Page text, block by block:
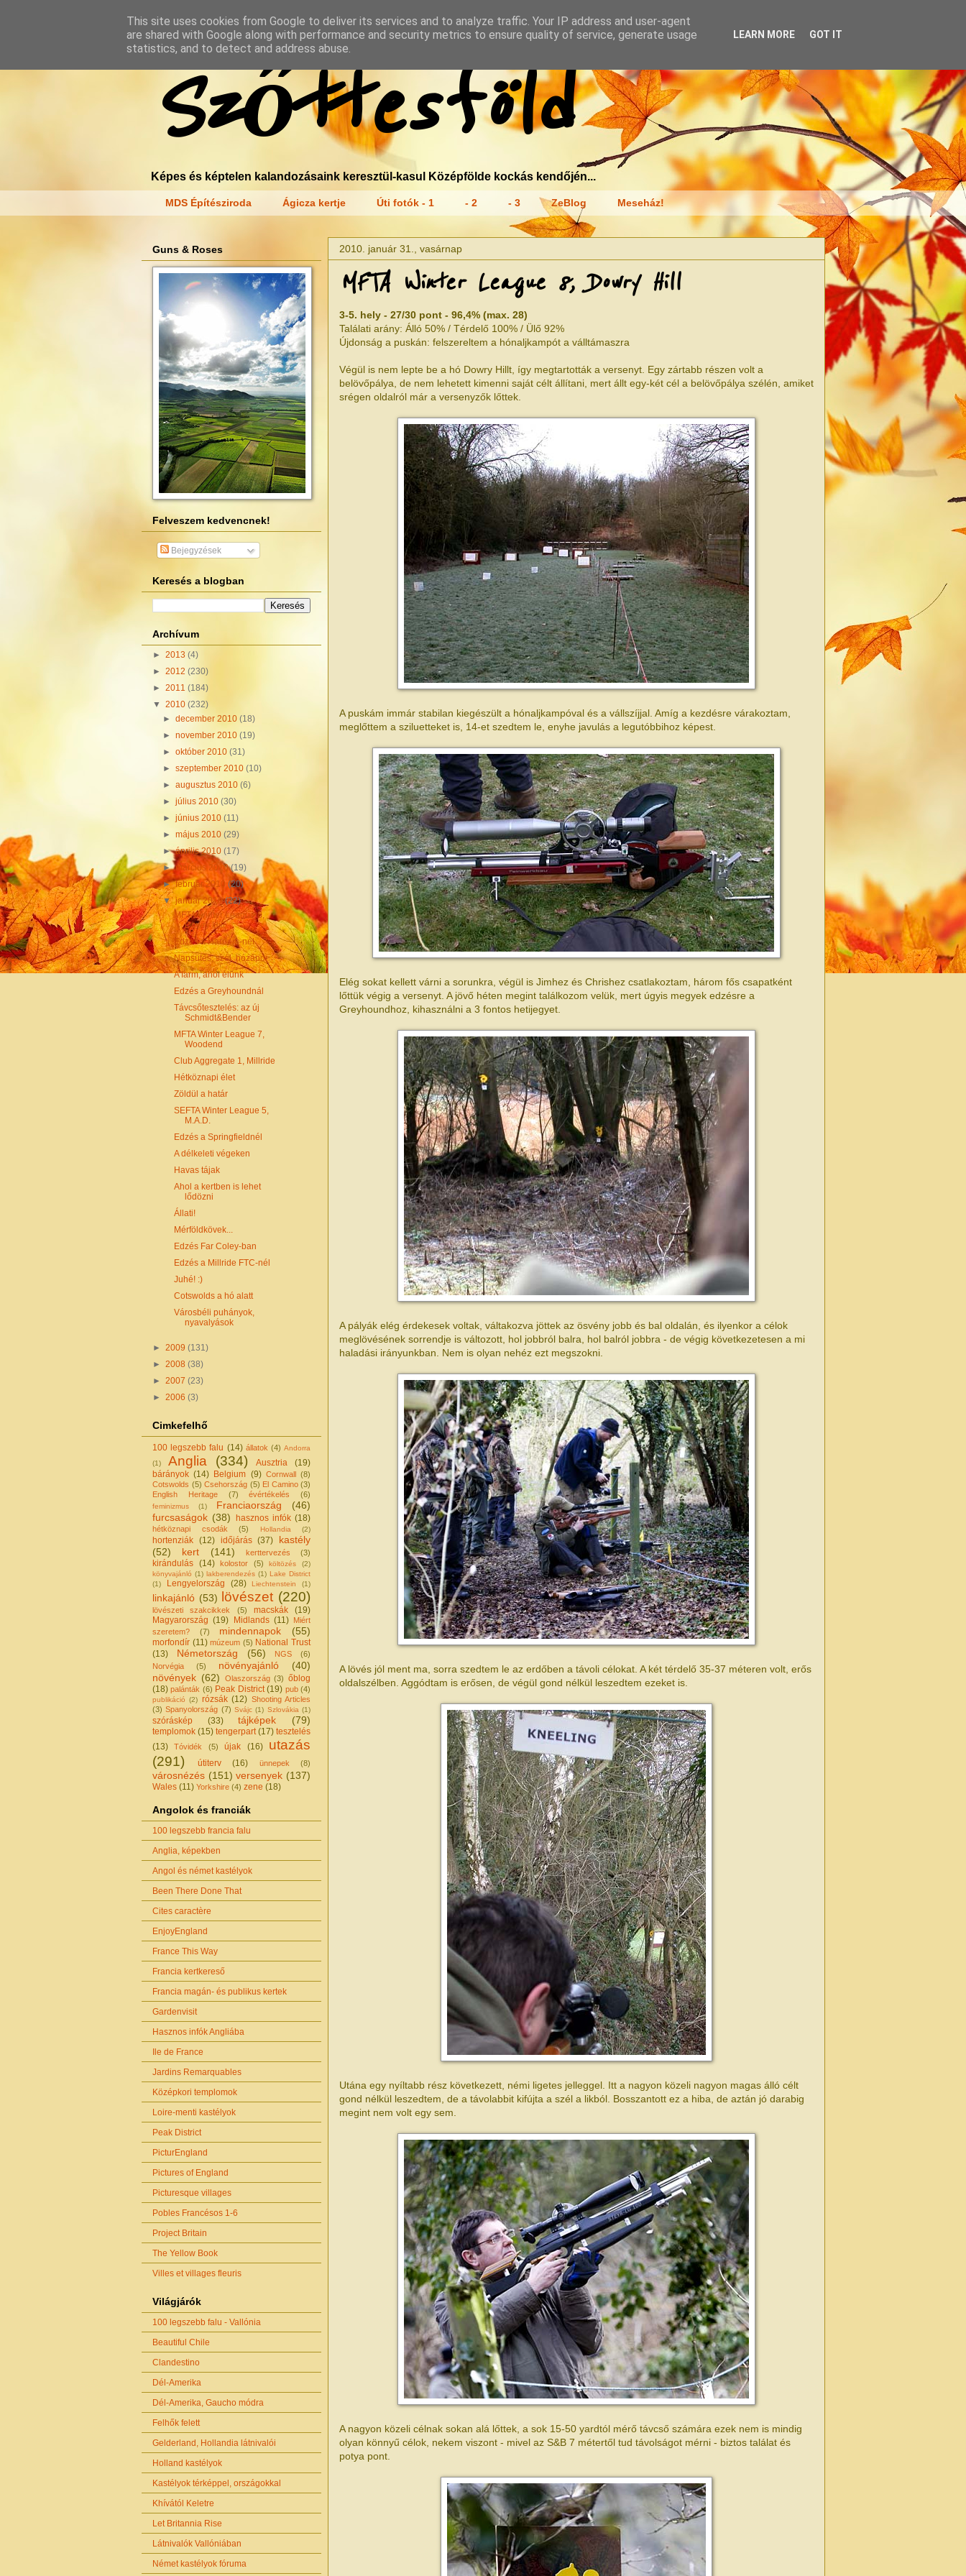
Szőttesföld
Képes és képtelen kalandozásaink keresztül-kasul Középfölde kockás kendőjén...
MDS Építésziroda Ágicza kertje Úti fotók - 1 - 2 - 3 ZeBlog Meseház!
2010. január 31., vasárnap
MFTA Winter League 8, Dowry Hill
3-5. hely - 27/30 pont - 96,4% (max. 28)
Találati arány: Álló 50% / Térdelő 100% / Ülő 92%
Újdonság a puskán: felszereltem a hónaljkampót a válltámaszra
Végül is nem lepte be a hó Dowry Hillt, így megtartották a versenyt. Egy zártabb részen volt a
belövőpálya, de nem lehetett kimenni saját célt állítani, mert állt egy-két cél a belövőpálya szélén, amiket
srégen oldalról már a versenyzők lőttek.
A puskám immár stabilan kiegészült a hónaljkampóval és a vállszíjjal. Amíg a kezdésre várakoztam,
meglőttem a sziluetteket is, 14-et szedtem le, enyhe javulás a legutóbbihoz képest.
Elég sokat kellett várni a sorunkra, végül is Jimhez és Chrishez csatlakoztam, három fős csapatként
lőttük végig a versenyt. A jövő héten megint találkozom velük, mert úgyis megyek edzésre a
Greyhoundhoz, kihasználni a 3 fontos hetijegyet.
A pályák elég érdekesek voltak, váltakozva jöttek az ösvény jobb és bal oldalán, és ilyenkor a célok
meglövésének sorrendje is változott, hol jobbról balra, hol balról jobbra - de végig következetesen a mi
haladási irányunkban. Nem is olyan nehéz ezt megszokni.
A lövés jól ment ma, sorra szedtem le az erdőben a távoli célokat. A két térdelő 35-37 méteren volt, erős
oldalszélben. Aggódtam is erősen, de végül gond nélkül leszedtem ezeket is.
Utána egy nyíltabb rész következett, némi ligetes jelleggel. Itt a nagyon közeli nagyon magas álló célt
gond nélkül leszedtem, de a távolabbit kifújta a szél a likból. Bosszantott ez a hiba, de aztán jó darabig
megint nem volt egy sem.
A nagyon közeli célnak sokan alá lőttek, a sok 15-50 yardtól mérő távcső számára ezek nem is mindig
olyan könnyű célok, nekem viszont - mivel az S&B 7 métertől tud távolságot mérni - biztos találat és
potya pont.
Guns & Roses
Felveszem kedvencnek!
Bejegyzések
Keresés a blogban
Archívum
► 2013 (4)
► 2012 (230)
► 2011 (184)
▼ 2010 (232)
►december 2010(18)
►november 2010(19)
►október 2010(31)
►szeptember 2010(10)
►augusztus 2010(6)
►július 2010(30)
►június 2010(11)
►május 2010(29)
►április 2010(17)
►március 2010(19)
►február 2010(20)
▼január 2010(22)
MFTA Winter League 8,
Dowry Hill
Edzés a Harriers-nél
Napsütés, szél, hózápor
A farm, ahol élünk
Edzés a Greyhoundnál
Távcsőtesztelés: az új
Schmidt&Bender
MFTA Winter League 7,
Woodend
Club Aggregate 1, Millride
Hétköznapi élet
Zöldül a határ
SEFTA Winter League 5,
M.A.D.
Edzés a Springfieldnél
A délkeleti végeken
Havas tájak
Ahol a kertben is lehet
lődözni
Állati!
Mérföldkövek...
Edzés Far Coley-ban
Edzés a Millride FTC-nél
Juhé! :)
Cotswolds a hó alatt
Városbéli puhányok,
nyavalyások
► 2009 (131)
► 2008 (38)
► 2007 (23)
► 2006 (3)
Cimkefelhő
100 legszebb falu (14) állatok (4) Andorra
(1)
Anglia (334) Ausztria
(19)
bárányok (14) Belgium (9) Cornwall (8)
Cotswolds (5) Csehország (5) El Camino (3)
English Heritage
(7) évértékelés (6)
feminizmus (1) Franciaország
(46)
furcsaságok (38) hasznos infók (18)
hétköznapi csodák (5) Hollandia (2)
hortenziák (12) időjárás (37)
kastély
(52)
kert (141) kerttervezés (3)
kirándulás (14) kolostor (5) költözés
(2)
könyvajánló (1) lakberendezés (1) Lake District
(1)
Lengyelország (28) Liechtenstein (1)
linkajánló (53) lövészet (220)
lövészeti szakcikkek (5) macskák
(19)
Magyarország (19) Midlands (11)
Miért
szeretem?
(7) mindennapok (55)
morfondír (11) múzeum (5) National Trust
(13)
Németország (56) NGS
(6)
Norvégia
(5) növényajánló
(40)
növények (62) Olaszország (3) őblog
(18) palánták (6) Peak District (19) pub (4)
publikáció (2) rózsák (12) Shooting Articles
(3) Spanyolország (7) Svájc (1) Szlovákia (1)
szóráskép (33) tájképek (79)
templomok (15) tengerpart (17) tesztelés
(13)
Tóvidék (5) újak (16)
utazás
(291)
útiterv (16) ünnepek (8)
városnézés (151) versenyek (137)
Wales (11) Yorkshire (4) zene (18)
Angolok és franciák
100 legszebb francia falu
Anglia, képekben
Angol és német kastélyok
Been There Done That
Cites caractère
EnjoyEngland
France This Way
Francia kertkereső
Francia magán- és publikus kertek
Gardenvisit
Hasznos infók Angliába
Ile de France
Jardins Remarquables
Középkori templomok
Loire-menti kastélyok
Peak District
PicturEngland
Pictures of England
Picturesque villages
Pobles Francésos 1-6
Project Britain
The Yellow Book
Villes et villages fleuris
Világjárók
100 legszebb falu - Vallónia
Beautiful Chile
Clandestino
Dél-Amerika
Dél-Amerika, Gaucho módra
Felhők felett
Gelderland, Hollandia látnivalói
Holland kastélyok
Kastélyok térképpel, országokkal
Khívától Keletre
Let Britannia Rise
Látnivalók Vallóniában
Német kastélyok fóruma
This site uses cookies from Google to deliver its services and to analyze traffic. Your IP address and user-agent
are shared with Google along with performance and security metrics to ensure quality of service, generate usage
statistics, and to detect and address abuse.
LEARN MORE GOT IT